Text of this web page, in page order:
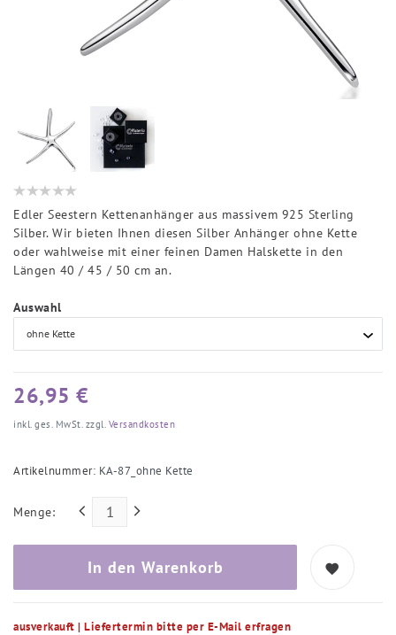
Edler Seestern Kettenanhänger aus massivem 925 Sterling
Silber. Wir bieten Ihnen diesen Silber Anhänger ohne Kette
oder wahlweise mit einer feinen Damen Halskette in den
Längen 40 / 45 / 50 cm an.
Auswahl
26,95 €
inkl. ges. MwSt. zzgl.Versandkosten
Artikelnummer: KA-87_ohne Kette
Menge:
In den Warenkorb
ausverkauft | Liefertermin bitte per E-Mail erfragen